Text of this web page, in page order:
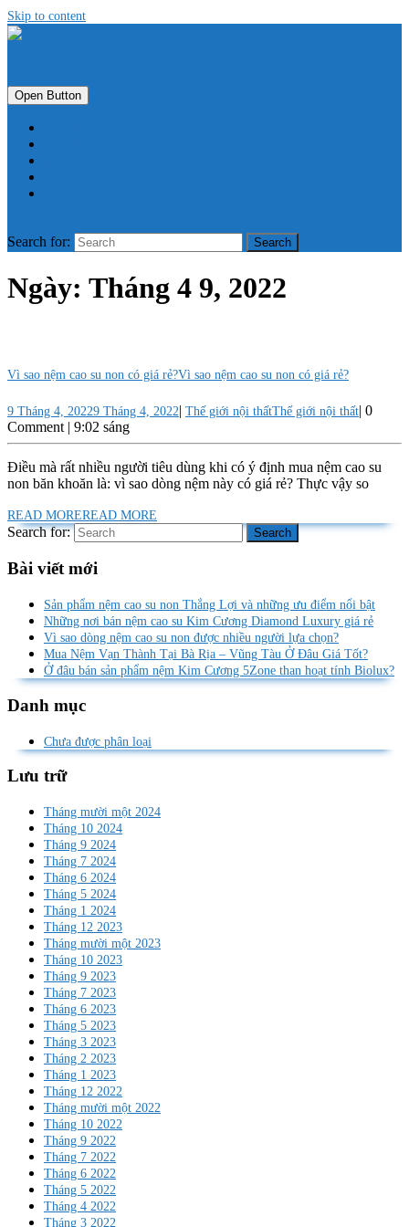
Skip to content
Open Button
Search for:
Ngày: Tháng 4 9, 2022
Vì sao nệm cao su non có giá rẻ?Vì sao nệm cao su non có giá rẻ?
9 Tháng 4, 20229 Tháng 4, 2022| Thế giới nội thấtThế giới nội thất| 0
Comment | 9:02 sáng
Điều mà rất nhiều người tiêu dùng khi có ý định mua nệm cao su
non băn khoăn là: vì sao dòng nệm này có giá rẻ? Thực vậy so
READ MOREREAD MORE
Search for:
Bài viết mới
Sản phẩm nệm cao su non Thắng Lợi và những ưu điểm nổi bật
Những nơi bán nệm cao su Kim Cương Diamond Luxury giá rẻ
Vì sao dòng nệm cao su non được nhiều người lựa chọn?
Mua Nệm Vạn Thành Tại Bà Rịa – Vũng Tàu Ở Đâu Giá Tốt?
Ở đâu bán sản phẩm nệm Kim Cương 5Zone than hoạt tính Biolux?
Danh mục
Chưa được phân loại
Lưu trữ
Tháng mười một 2024
Tháng 10 2024
Tháng 9 2024
Tháng 7 2024
Tháng 6 2024
Tháng 5 2024
Tháng 1 2024
Tháng 12 2023
Tháng mười một 2023
Tháng 10 2023
Tháng 9 2023
Tháng 7 2023
Tháng 6 2023
Tháng 5 2023
Tháng 3 2023
Tháng 2 2023
Tháng 1 2023
Tháng 12 2022
Tháng mười một 2022
Tháng 10 2022
Tháng 9 2022
Tháng 7 2022
Tháng 6 2022
Tháng 5 2022
Tháng 4 2022
Tháng 3 2022